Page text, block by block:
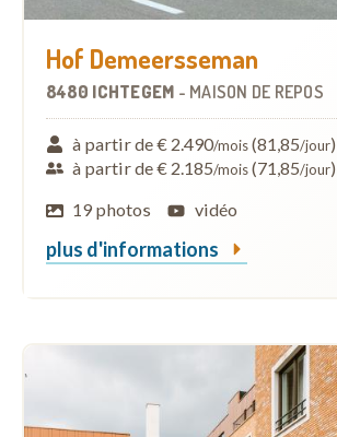
Hof Demeersseman
8480 ICHTEGEM - MAISON DE REPOS
à partir de € 2.490/mois(81,85/jour)
à partir de € 2.185/mois(71,85/jour)
19 photos
vidéo
plus d'informations